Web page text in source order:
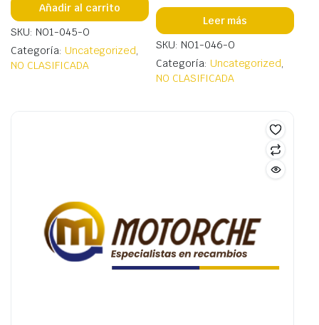
Añadir al carrito
SKU: NO1-045-O
Categoría: Uncategorized,
NO CLASIFICADA
Leer más
SKU: NO1-046-O
Categoría: Uncategorized,
NO CLASIFICADA